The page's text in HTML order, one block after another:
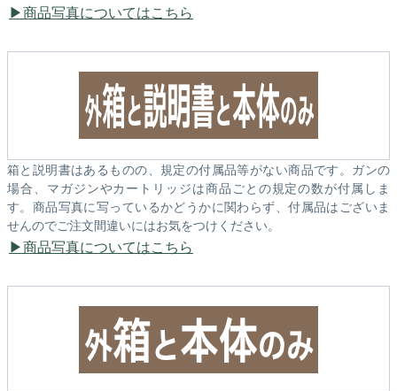
商品写真についてはこちら
箱と説明書はあるものの、規定の付属品等がない商品です。ガンの
場合、マガジンやカートリッジは商品ごとの規定の数が付属しま
す。商品写真に写っているかどうかに関わらず、付属品はございま
せんのでご注文間違いにはお気をつけください。
商品写真についてはこちら